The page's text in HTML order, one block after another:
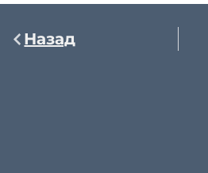
Назад